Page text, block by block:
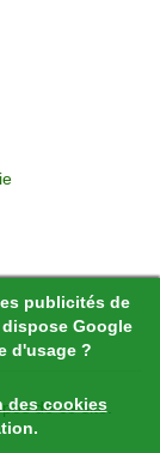
publicités de
Google
d'usage ?
des cookies
de ce site